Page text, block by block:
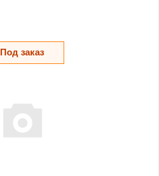
Под заказ